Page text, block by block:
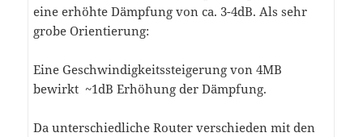
eine erhöhte Dämpfung von ca. 3-4dB. Als sehr
grobe Orientierung:
Eine Geschwindigkeitssteigerung von 4MB
bewirkt ~1dB Erhöhung der Dämpfung.
Da unterschiedliche Router verschieden mit den